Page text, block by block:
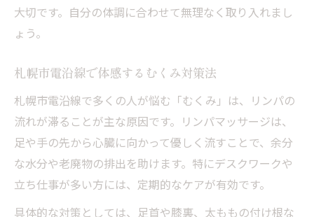
デトックスで日々のだるさを軽減するコツ
セルフリンパケアの実践ポイントを紹介
頭皮マッサージの意外な疲労回復効果
大切です。自分の体調に合わせて無理なく取り入れまし
ょう。
札幌市電沿線で体感するむくみ対策法
札幌市電沿線で多くの人が悩む「むくみ」は、リンパの
流れが滞ることが主な原因です。リンパマッサージは、
足や手の先から心臓に向かって優しく流すことで、余分
な水分や老廃物の排出を助けます。特にデスクワークや
立ち仕事が多い方には、定期的なケアが有効です。
具体的な対策としては、足首や膝裏、太ももの付け根な